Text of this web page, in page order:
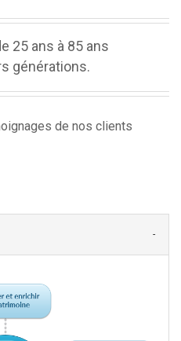
25 ans à 85 ans
générations.
de nos clients